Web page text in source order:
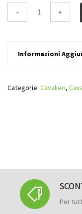
Quantity
Informazioni
Categorie: Cavalieri,
Per